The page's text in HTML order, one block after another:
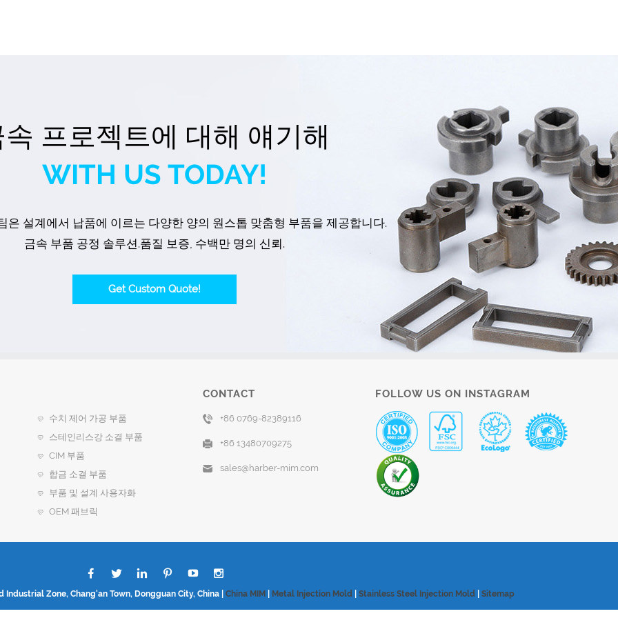
속 프로젝트에 대해 얘기해
WITH US TODAY!
은 설계에서 납품에 이르는 다양한 양의 원스톱 맞춤형 부품을 제공합니다.
금속 부품 공정 솔루션.품질 보증, 수백만 명의 신뢰.
Get Custom Quote!
수치 제어 가공 부품
스테인리스강 소결 부품
CIM 부품
합금 소결 부품
부품 및 설계 사용자화
OEM 패브릭
CONTACT
+86 0769-82389116
+86 13480709275
sales@harber-mim.com
FOLLOW US ON INSTAGRAM
Zone, Chang'an Town, Dongguan City, China | China MIM Metal Injection Mold Stainless Steel Injection Mold Sitemap